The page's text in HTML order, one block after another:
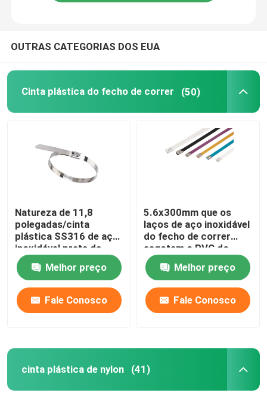
OUTRAS CATEGORIAS DOS EUA
Cinta plástica do fecho de correr (50)
Natureza de 11,8
polegadas/cinta
plástica SS316 de aço
inoxidável preta da
cinta plástica
4.6*300mmMelhor preço
Fale Conosco
5.6x300mm que os
laços de aço inoxidável
do fecho de correr
esgotam o PVC do
encabeçamento da
tubulação revestiu
cintas plásticas dos
SS
Melhor preço
Fale Conosco
cinta plástica de nylon (41)